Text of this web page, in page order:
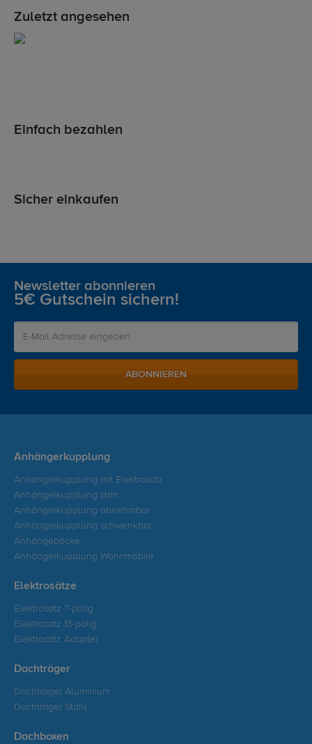
Zuletzt angesehen
Einfach bezahlen
Sicher einkaufen
Newsletter abonnieren
5€ Gutschein sichern!
ABONNIEREN
Anhängerkupplung
Anhängerkupplung mit Elektrosatz
Anhängerkupplung starr
Anhängerkupplung abnehmbar
Anhängerkupplung schwenkbar
Anhängeböcke
Anhängerkupplung Wohnmobile
Elektrosätze
Elektrosatz 7-polig
Elektrosatz 13-polig
Elektrosatz Adapter
Dachträger
Dachträger Aluminium
Dachträger Stahl
Dachboxen